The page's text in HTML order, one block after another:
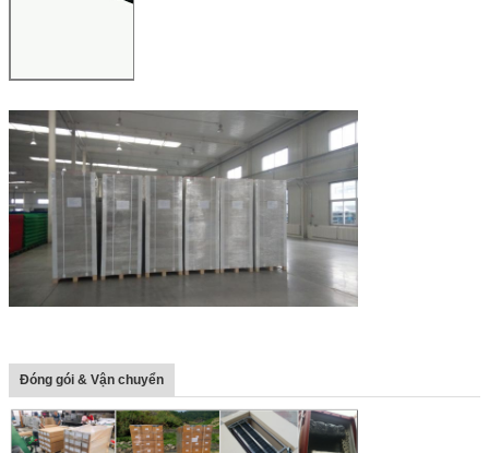
Đóng gói & Vận chuyển